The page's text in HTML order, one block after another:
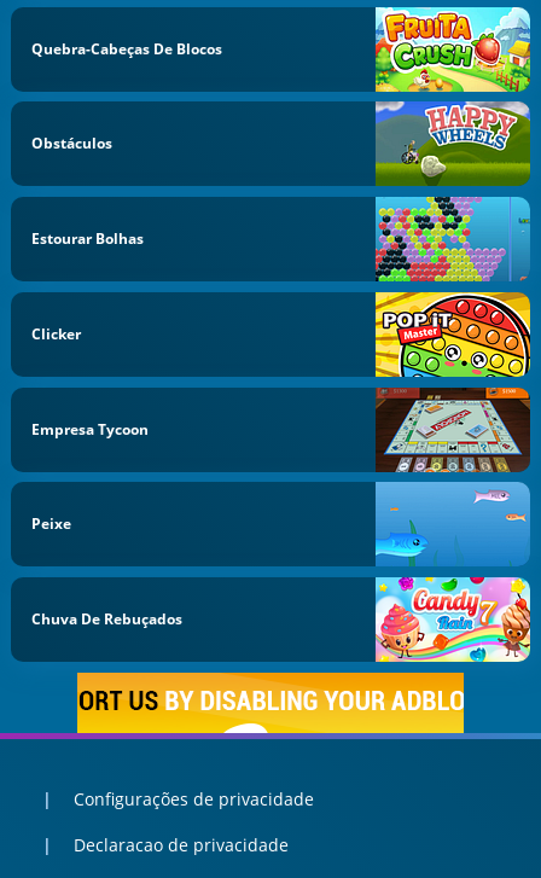
Quebra-Cabeças De Blocos
Obstáculos
Estourar Bolhas
Clicker
Empresa Tycoon
Peixe
Chuva De Rebuçados
Configurações de privacidade
Declaracao de privacidade